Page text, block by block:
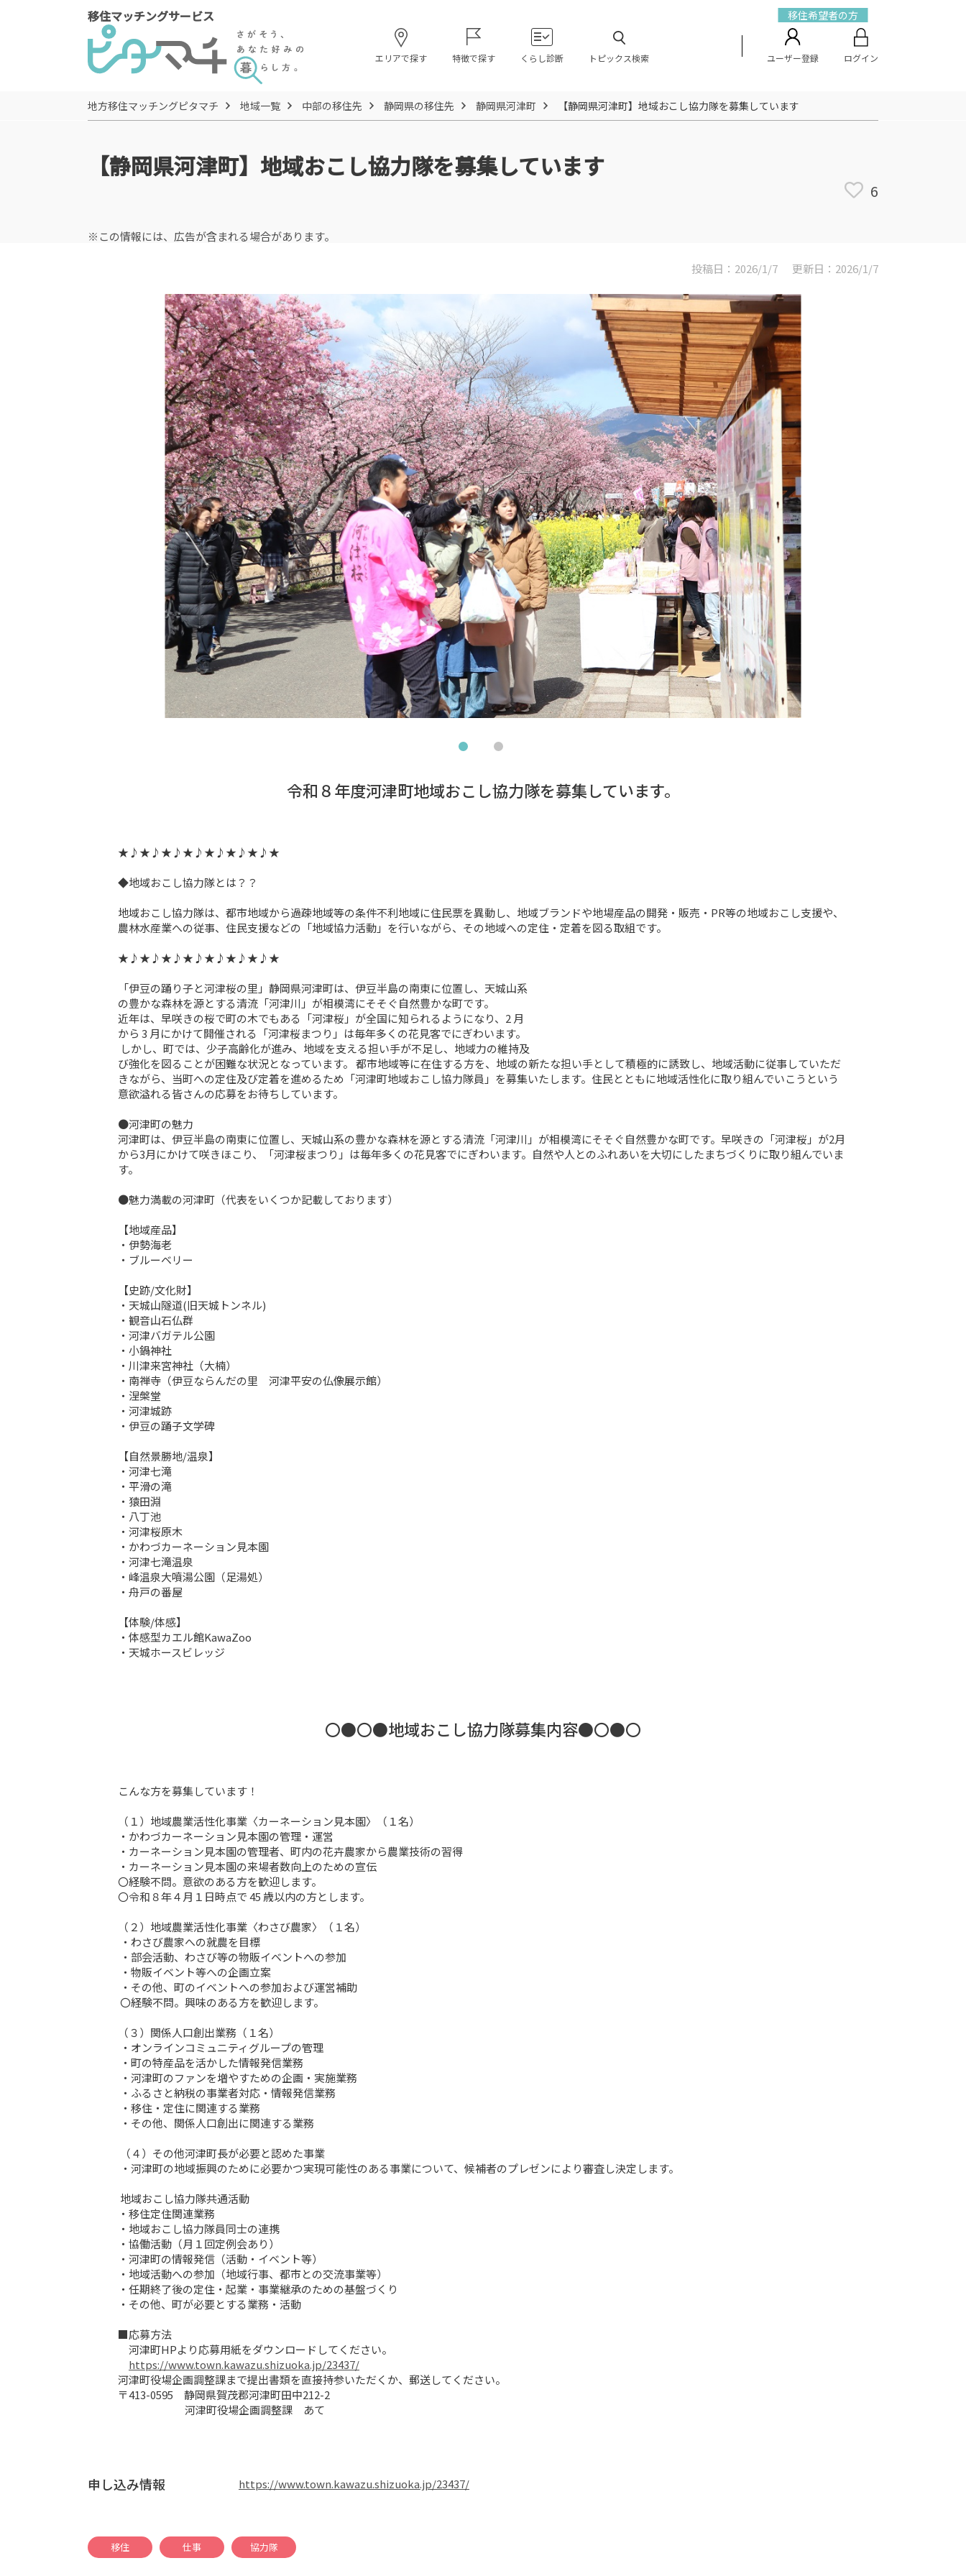
移住マッチングサービス
エリアで探す 特徴で探す くらし診断 トピックス検索
移住希望者の方
ユーザー登録 ログイン
地方移住マッチングピタマチ 地域一覧 中部の移住先 静岡県の移住先 静岡県河津町 【静岡県河津町】地域おこし協力隊を募集しています
【静岡県河津町】地域おこし協力隊を募集しています
6
※この情報には、広告が含まれる場合があります。
投稿日：2026/1/7 更新日：2026/1/7
令和８年度河津町地域おこし協力隊を募集しています。
★♪★♪★♪★♪★♪★♪★♪★
◆地域おこし協力隊とは？？
地域おこし協力隊は、都市地域から過疎地域等の条件不利地域に住民票を異動し、地域ブランドや地場産品の開発・販売・PR等の地域おこし支援や、
農林水産業への従事、住民支援などの「地域協力活動」を行いながら、その地域への定住・定着を図る取組です。
★♪★♪★♪★♪★♪★♪★♪★
「伊豆の踊り子と河津桜の里」静岡県河津町は、伊豆半島の南東に位置し、天城山系
の豊かな森林を源とする清流「河津川」が相模湾にそそぐ自然豊かな町です。
近年は、早咲きの桜で町の木でもある「河津桜」が全国に知られるようになり、2 月
から 3 月にかけて開催される「河津桜まつり」は毎年多くの花見客でにぎわいます。
び強化を図ることが困難な状況となっています。 都市地域等に在住する方を、地域の新たな担い手として積極的に誘致し、地域活動に従事していただ
きながら、当町への定住及び定着を進めるため「河津町地域おこし協力隊員」を募集いたします。住民とともに地域活性化に取り組んでいこうという
意欲溢れる皆さんの応募をお待ちしています。
●河津町の魅力
河津町は、伊豆半島の南東に位置し、天城山系の豊かな森林を源とする清流「河津川」が相模湾にそそぐ自然豊かな町です。早咲きの「河津桜」が2月
から3月にかけて咲きほこり、「河津桜まつり」は毎年多くの花見客でにぎわいます。自然や人とのふれあいを大切にしたまちづくりに取り組んでいま
す。
●魅力満載の河津町（代表をいくつか記載しております）
【地域産品】
・伊勢海老
・ブルーベリー
【史跡/文化財】
・天城山隧道(旧天城トンネル)
・観音山石仏群
・河津バガテル公園
・小鍋神社
・川津来宮神社（大楠）
・南禅寺（伊豆ならんだの里　河津平安の仏像展示館）
・涅槃堂
・河津城跡
・伊豆の踊子文学碑
【自然景勝地/温泉】
・河津七滝
・平滑の滝
・猿田淵
・八丁池
・河津桜原木
・かわづカーネーション見本園
・河津七滝温泉
・峰温泉大噴湯公園（足湯処）
・舟戸の番屋
【体験/体感】
・体感型カエル館KawaZoo
・天城ホースビレッジ
〇●〇●地域おこし協力隊募集内容●〇●〇
こんな方を募集しています！
（１）地域農業活性化事業〈カーネーション見本園〉（１名）
・かわづカーネーション見本園の管理・運営
・カーネーション見本園の管理者、町内の花卉農家から農業技術の習得
・カーネーション見本園の来場者数向上のための宣伝
〇経験不問。意欲のある方を歓迎します。
〇令和８年４月１日時点で 45 歳以内の方とします。
（２）地域農業活性化事業〈わさび農家〉（１名）
（３）関係人口創出業務（１名）
・移住定住関連業務
・地域おこし協力隊員同士の連携
・協働活動（月１回定例会あり）
・河津町の情報発信（活動・イベント等）
・地域活動への参加（地域行事、都市との交流事業等）
・任期終了後の定住・起業・事業継承のための基盤づくり
・その他、町が必要とする業務・活動
■応募方法
河津町HPより応募用紙をダウンロードしてください。
https://www.town.kawazu.shizuoka.jp/23437/
河津町役場企画調整課まで提出書類を直接持参いただくか、郵送してください。
〒413-0595　静岡県賀茂郡河津町田中212-2
河津町役場企画調整課　あて
申し込み情報 https://www.town.kawazu.shizuoka.jp/23437/
移住 仕事 協力隊